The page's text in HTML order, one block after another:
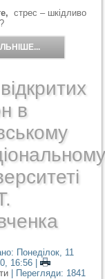
стрес – шкідливо
в
Понеділок, 11
16:56|
| Перегляди: 1841